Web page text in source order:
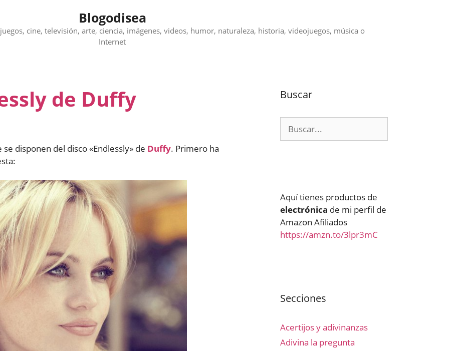
Blogodisea
cine, televisión, arte, ciencia, imágenes, videos, humor, naturaleza, historia, videojuegos, música o
Internet
de Duffy
disponen del disco «Endlessly» de Duffy. Primero ha
Buscar
Aquí tienes productos de
electrónica de mi perfil de
Amazon Afiliados
https://amzn.to/3lpr3mC
Secciones
Acertijos y adivinanzas
Adivina la pregunta